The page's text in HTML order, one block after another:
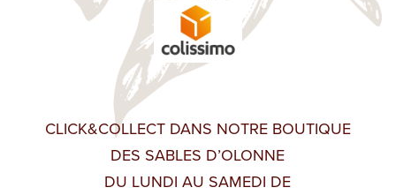
CLICK&COLLECT DANS NOTRE BOUTIQUE
DES SABLES D’OLONNE
DU LUNDI AU SAMEDI DE